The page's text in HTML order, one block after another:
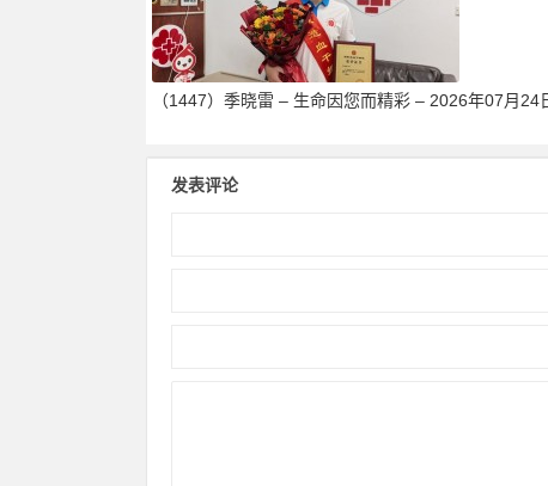
（1447）季晓雷 – 生命因您而精彩 – 2026年07月24
发表评论